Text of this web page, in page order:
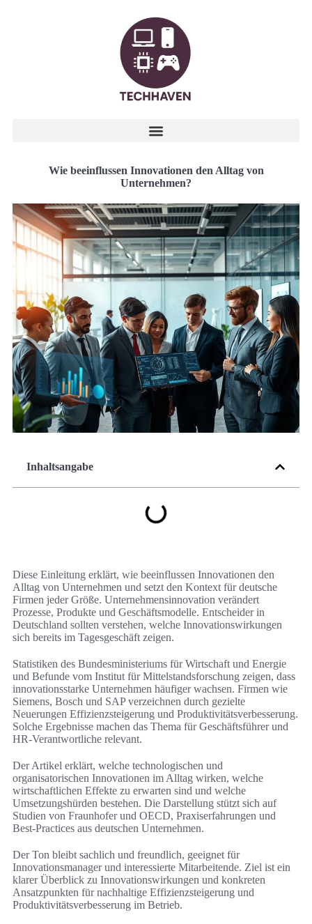
Wie beeinflussen Innovationen den Alltag von
Unternehmen?
Inhaltsangabe
Diese Einleitung erklärt, wie beeinflussen Innovationen den
Alltag von Unternehmen und setzt den Kontext für deutsche
Firmen jeder Größe. Unternehmensinnovation verändert
Prozesse, Produkte und Geschäftsmodelle. Entscheider in
Deutschland sollten verstehen, welche Innovationswirkungen
sich bereits im Tagesgeschäft zeigen.
Statistiken des Bundesministeriums für Wirtschaft und Energie
und Befunde vom Institut für Mittelstandsforschung zeigen, dass
innovationsstarke Unternehmen häufiger wachsen. Firmen wie
Siemens, Bosch und SAP verzeichnen durch gezielte
Neuerungen Effizienzsteigerung und Produktivitätsverbesserung.
Solche Ergebnisse machen das Thema für Geschäftsführer und
HR-Verantwortliche relevant.
Der Artikel erklärt, welche technologischen und
organisatorischen Innovationen im Alltag wirken, welche
wirtschaftlichen Effekte zu erwarten sind und welche
Umsetzungshürden bestehen. Die Darstellung stützt sich auf
Studien von Fraunhofer und OECD, Praxiserfahrungen und
Best-Practices aus deutschen Unternehmen.
Der Ton bleibt sachlich und freundlich, geeignet für
Innovationsmanager und interessierte Mitarbeitende. Ziel ist ein
klarer Überblick zu Innovationswirkungen und konkreten
Ansatzpunkten für nachhaltige Effizienzsteigerung und
Produktivitätsverbesserung im Betrieb.